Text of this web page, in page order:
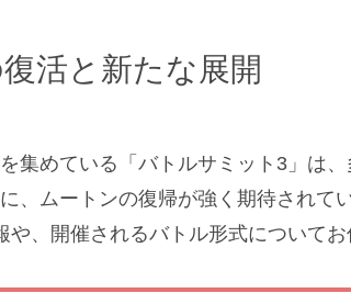
活と新たな展開
集めている「バトルサミット3」は
、ムートンの復帰が強く期待されて
、開催されるバトル形式についてお